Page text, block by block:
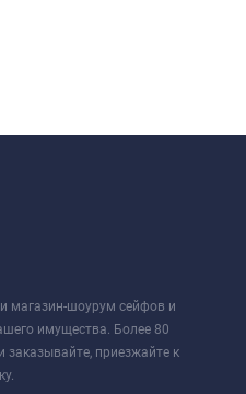
магазин-шоурум сейфов и
имущества. Более 80
заказывайте, приезжайте к